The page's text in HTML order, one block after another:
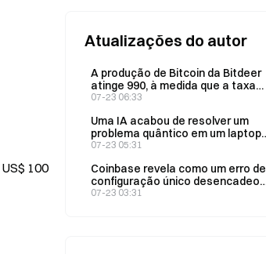
100
Atualizações do autor
A produção de Bitcoin da Bitdeer
atinge 990, à medida que a taxa
de processamento na nuvem de
07-23 06:33
Uma IA acabou de resolver um
problema quântico em um laptop
comum — algo que supostamente
07-23 05:31
Coinbase revela como um erro de
configuração único desencadeou
uma interrupção de 50 minutos
07-23 03:31